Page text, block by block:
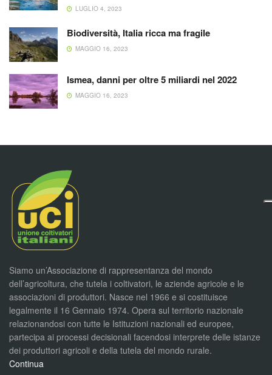
LUGLIO 4, 2023
Biodiversità, Italia ricca ma fragile
MAGGIO 16, 2023
Ismea, danni per oltre 5 miliardi nel 2022
MAGGIO 16, 2023
Siamo un’Associazione di rappresentanza del mondo
dell’agricoltura, che tutela i coltivatori, le aziende agricole e le
associazioni di produttori. Nasce nel 1966 e si costituisce
legalmente il 16 Gennaio 1974. Opera sul territorio nazionale
relazionandosi con tutte le Istituzioni nazionali ed europee,
partecipa ai processi decisionali facendosi interprete delle istanze
dei produttori agricoli e della tutela del mondo rurale.
Continua